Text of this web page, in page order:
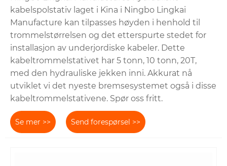
kabelspolstativ laget i Kina i Ningbo Lingkai
Manufacture kan tilpasses høyden i henhold til
trommelstørrelsen og det etterspurte stedet for
installasjon av underjordiske kabeler. Dette
kabeltrommelstativet har 5 tonn, 10 tonn, 20T,
med den hydrauliske jekken inni. Akkurat nå
utviklet vi det nyeste bremsesystemet også i disse
kabeltrommelstativene. Spør oss fritt.
Se mer >> Send forespørsel >>